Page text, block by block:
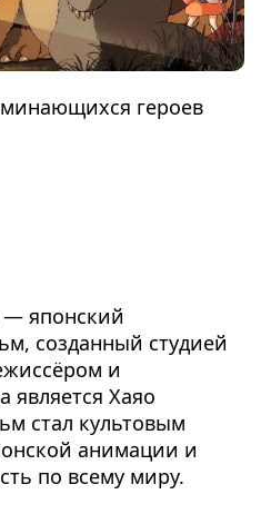
героев
— японский
созданный студией
и
является Хаяо
стал культовым
анимации и
по всему миру.